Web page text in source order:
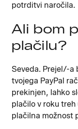
potrditvi naročila.
Ali bom
plačilu?
Seveda. Prejel/-a
tvojega PayPal
prekinjen, lahko
plačilo v roku treh
plačilna možnost